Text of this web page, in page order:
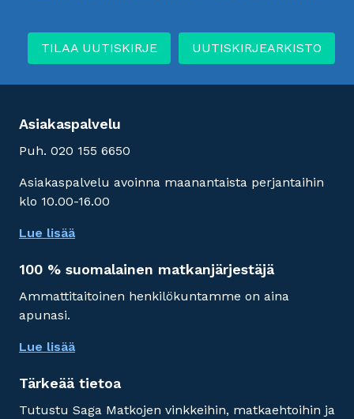
TILAA UUTISKIRJE UUTISKIRJEARKISTO
Asiakaspalvelu
Puh. 020 155 6650
Asiakaspalvelu avoinna maanantaista perjantaihin
klo 10.00-16.00
Lue lisää
100 % suomalainen matkanjärjestäjä
Ammattitaitoinen henkilökuntamme on aina
apunasi.
Lue lisää
Tärkeää tietoa
Tutustu Saga Matkojen vinkkeihin, matkaehtoihin ja